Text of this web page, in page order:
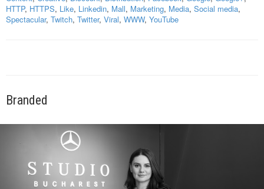
HTTP, HTTPS, Like, Linkedin, Mall, Marketing, Media, Social media,
Spectacular, Twitch, Twitter, Viral, WWW, YouTube
Branded